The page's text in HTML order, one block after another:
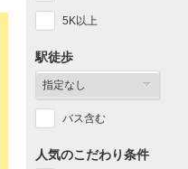
5K以上
駅徒歩
バス含む
人気のこだわり条件